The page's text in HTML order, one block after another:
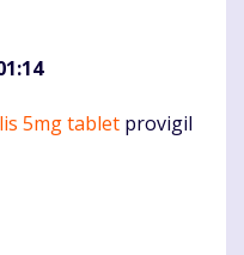
5mg tablet provigil